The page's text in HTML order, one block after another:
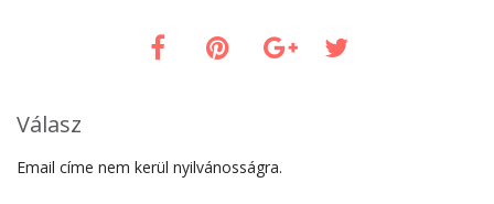
Válasz
Email címe nem kerül nyilvánosságra.